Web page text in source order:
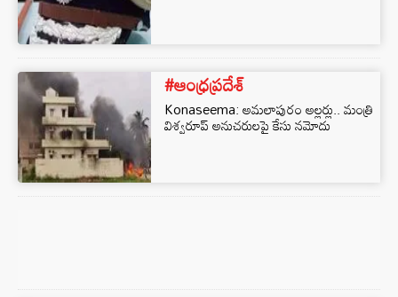
#ఆంధ్రప్రదేశ్
Konaseema: అమలాపురం అల్లర్లు.. మంత్రి
విశ్వరూప్ అనుచరులపై కేసు నమోదు